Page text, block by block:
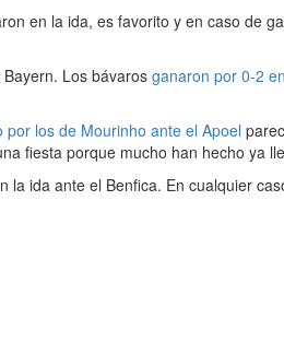
en la ida, es favorito y en caso de
Los bávaros ganaron por 0-2
por los de Mourinho ante el Apoel
fiesta porque mucho han hecho ya
la ida ante el Benfica. En cualquier